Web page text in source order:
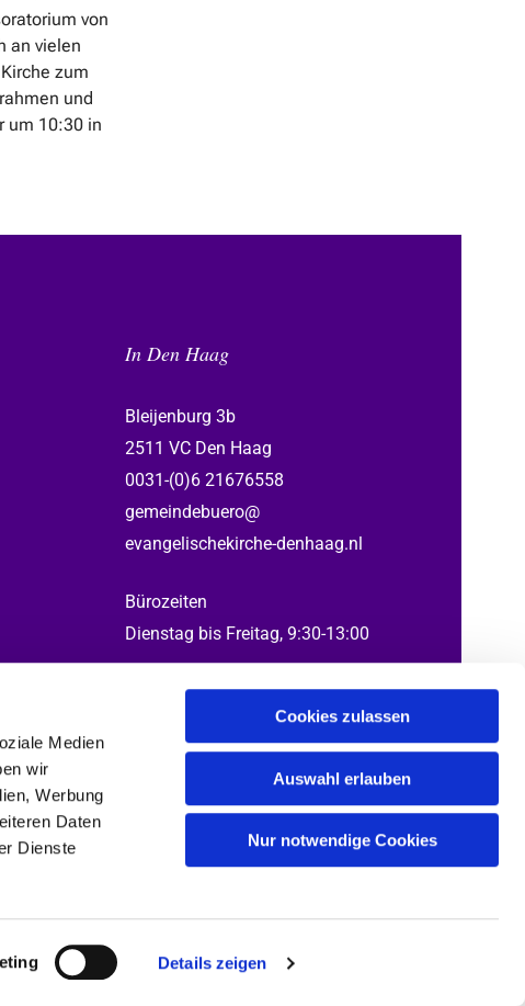
Medien
wir
Werbung
Daten
Dienste
Details zeigen
Cookies zulassen
Auswahl erlauben
Nur notwendige Cookies
von
an vielen
zum
und
um 10:30 in
In Den Haag
Bleijenburg 3b
2511 VC Den Haag
0031-(0)6 21676558
gemeindebuero@
evangelischekirche-denhaag.nl
Bürozeiten
Dienstag bis Freitag, 9:30-13:00
by Gabi, Henning, Katrin, Thomas